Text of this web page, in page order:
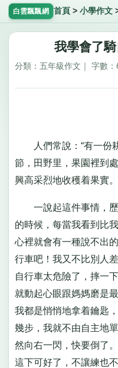
白雲飄飄網 首頁 > 小學作文
我學會了騎
分類：五年級作文｜ 字數
人們常說：“有一份耕
節，田野里，果園裡到
興高采烈地收穫着果實
一說起這件事情，歷
的時候，每當我看到比
心裡就會有一種說不出
行車吧！我又不比別人
自行車太危險了，摔一
就動起心眼跟媽媽磨是
我都是悄悄地拿着鑰匙
幾步，我就不由自主地
然向右一閃，快要倒了
這下可好了，不讓練也